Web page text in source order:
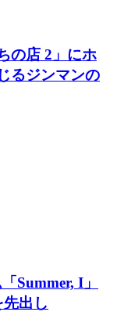
の店 2」にホ
るジンマンの
Summer, I」
出し